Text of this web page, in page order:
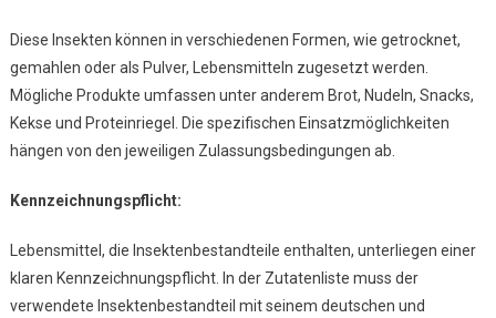
Diese Insekten können in verschiedenen Formen, wie getrocknet,
gemahlen oder als Pulver, Lebensmitteln zugesetzt werden.
Mögliche Produkte umfassen unter anderem Brot, Nudeln, Snacks,
Kekse und Proteinriegel. Die spezifischen Einsatzmöglichkeiten
hängen von den jeweiligen Zulassungsbedingungen ab.
Kennzeichnungspflicht:
Lebensmittel, die Insektenbestandteile enthalten, unterliegen einer
klaren Kennzeichnungspflicht. In der Zutatenliste muss der
verwendete Insektenbestandteil mit seinem deutschen und